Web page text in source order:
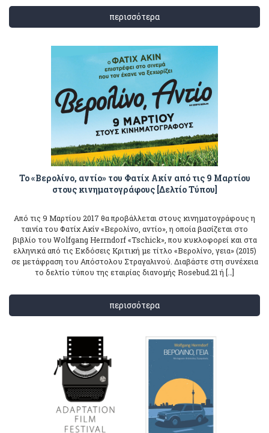
περισσότερα
Το «Βερολίνο, αντίο» του Φατίχ Ακίν από τις 9 Μαρτίου
στους κινηματογράφους [Δελτίο Τύπου]
Από τις 9 Μαρτίου 2017 θα προβάλλεται στους κινηματογράφους η
ταινία του Φατίχ Ακίν «Βερολίνο, αντίο», η οποία βασίζεται στο
βιβλίο του Wolfgang Herrndorf «Tschick», που κυκλοφορεί και στα
ελληνικά από τις Εκδόσεις Κριτική με τίτλο «Βερολίνο, γεια» (2015)
σε μετάφραση του Απόστολου Στραγαλινού. Διαβάστε στη συνέχεια
το δελτίο τύπου της εταιρίας διανομής Rosebud.21 ή […]
περισσότερα